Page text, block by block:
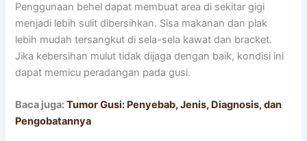
Penggunaan behel dapat membuat area di sekitar gigi
menjadi lebih sulit dibersihkan. Sisa makanan dan plak
lebih mudah tersangkut di sela-sela kawat dan bracket.
Jika kebersihan mulut tidak dijaga dengan baik, kondisi ini
dapat memicu peradangan pada gusi.
Baca juga:Tumor Gusi: Penyebab, Jenis, Diagnosis, dan
Pengobatannya